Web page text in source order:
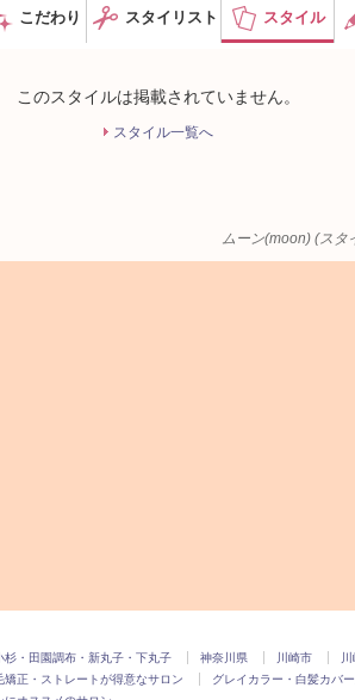
こだわり スタイリスト スタイル
このスタイルは掲載されていません。
スタイル一覧へ
ムーン(moon) (スタ
杉・田園調布・新丸子・下丸子 神奈川県 川崎市
矯正・ストレートが得意なサロン グレイカラー・白髪カバ